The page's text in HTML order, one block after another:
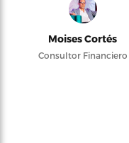
Moises Cortés
Consultor Financiero